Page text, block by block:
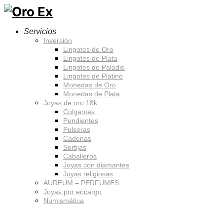
Servicios
Inversión
Lingotes de Oro
Lingotes de Plata
Lingotes de Paladio
Lingotes de Platino
Monedas de Oro
Monedas de Plata
Joyas de oro 18k
Colgantes
Pendientes
Pulseras
Cadenas
Sortijas
Caballeros
Joyas con diamantes
Joyas religiosas
AUREUM – PERFUMES
Joyas por encargo
Numismática